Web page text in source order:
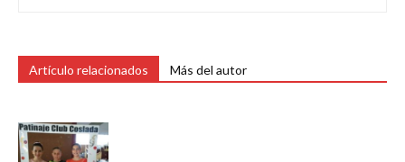
Artículo relacionados Más del autor